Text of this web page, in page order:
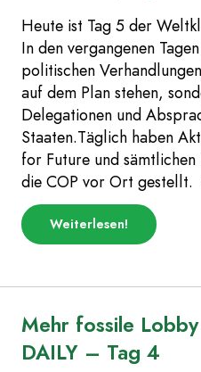
Heute ist Tag 5 der
In den vergangenen
politischen
auf dem Plan stehen,
Delegationen und
Staaten.Täglich haben
for Future und sämtlichen
die COP vor Ort
Weiterlesenüber
„Biden,
|
DAILY
–
5“
!
Mehr fossile
DAILY – Tag 4